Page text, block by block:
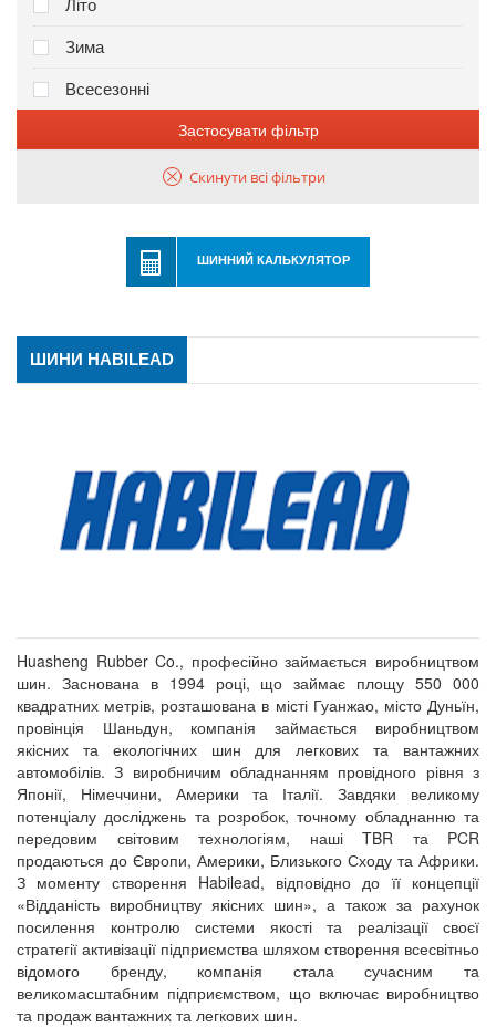
Літо
Зима
Всесезонні
Застосувати фільтр
Скинути всі фільтри
ШИННИЙ КАЛЬКУЛЯТОР
ШИНИ HABILEAD
Huasheng Rubber Co., професійно займається виробництвом
шин. Заснована в 1994 році, що займає площу 550 000
квадратних метрів, розташована в місті Гуанжао, місто Дуньїн,
провінція Шаньдун, компанія займається виробництвом
якісних та екологічних шин для легкових та вантажних
автомобілів. З виробничим обладнанням провідного рівня з
Японії, Німеччини, Америки та Італії. Завдяки великому
потенціалу досліджень та розробок, точному обладнанню та
передовим світовим технологіям, наші TBR та PCR
продаються до Європи, Америки, Близького Сходу та Африки.
З моменту створення Habilead, відповідно до її концепції
«Відданість виробництву якісних шин», а також за рахунок
посилення контролю системи якості та реалізації своєї
стратегії активізації підприємства шляхом створення всесвітньо
відомого бренду, компанія стала сучасним та
великомасштабним підприємством, що включає виробництво
та продаж вантажних та легкових шин.